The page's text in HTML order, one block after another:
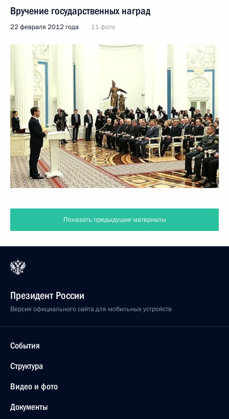
Вручение государственных наград
22 февраля 2012 года 11 фото
Показать предыдущие материалы
Президент России
Версия официального сайта для мобильных устройств
События
Структура
Видео и фото
Документы